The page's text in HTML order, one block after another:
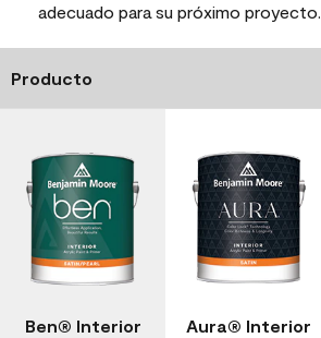
adecuado para su próximo proyecto.
Producto
Ben® Interior
Aura® Interior